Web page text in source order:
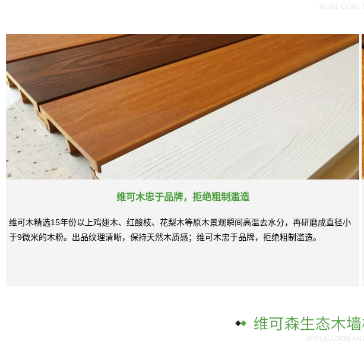
维可木忠于品牌，拒绝粗制滥造
维可木精选15年份以上鸡翅木、红酸枝、花梨木等原木景观瞬间高温去水分，再研磨成直径小
于9微米的木粉。出品纹理清晰，保持天然木质感；维可木忠于品牌，拒绝粗制滥造。